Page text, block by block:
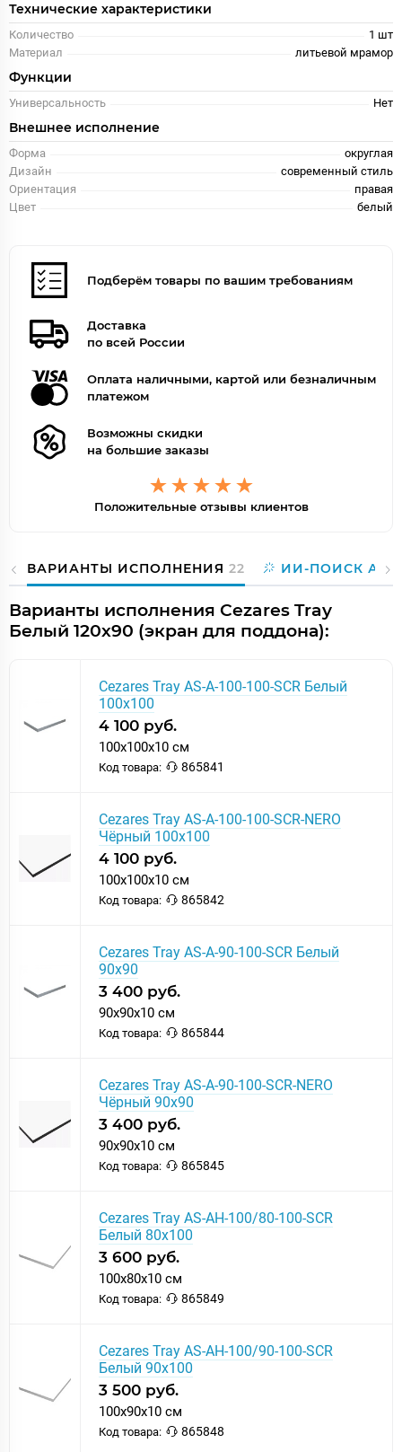
Технические характеристики
Количество
1 шт
Материал
литьевой мрамор
Функции
Универсальность Нет
Внешнее исполнение
Форма
округлая
Дизайн
современный стиль
Ориентация
правая
Цвет
белый
Подберём товары по вашим требованиям
Доставка
по всей России
Оплата наличными, картой или безналичным
платежом
Возможны скидки
на большие заказы
Положительные отзывы клиентов
ВАРИАНТЫ ИСПОЛНЕНИЯ 22 ИИ-ПОИСК
Варианты исполнения Cezares Tray
Белый 120х90 (экран для поддона):
Cezares Tray AS-A-100-100-SCR Белый
100х100
4 100 руб.
100x100x10 см
Код товара: 865841
Cezares Tray AS-A-100-100-SCR-NERO
Чёрный 100х100
4 100 руб.
100x100x10 см
Код товара: 865842
Cezares Tray AS-A-90-100-SCR Белый
90х90
3 400 руб.
90x90x10 см
Код товара: 865844
Cezares Tray AS-A-90-100-SCR-NERO
Чёрный 90х90
3 400 руб.
90x90x10 см
Код товара: 865845
Cezares Tray AS-AH-100/80-100-SCR
Белый 80х100
3 600 руб.
100x80x10 см
Код товара: 865849
Cezares Tray AS-AH-100/90-100-SCR
Белый 90х100
3 500 руб.
100x90x10 см
Код товара: 865848